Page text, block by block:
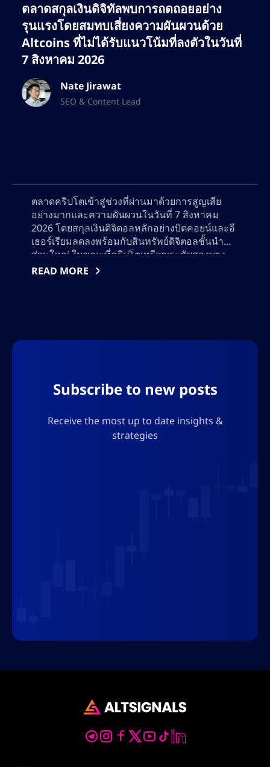
ตลาดสกุลเงินดิจิทัลพบการถดถอยอย่าง
รุนแรงโดยสมทบเสี่ยงความผันผวนด้วย
Altcoins ที่ไม่ได้รับแนวโน้มที่ลงตัวในวันที่
7 สิงหาคม 2026
Nate Jirawat
SEO & Content Lead
ตลาดคริปโตเข้าสู่ช่วงที่ผ่านมาด้วยการสูญเสีย
อย่างมากและความผันผวนในวันที่ 7 สิงหาคม
2026 โดยสกุลเงินดิจิตอลหลักอย่างบิตคอยน์และอี
เธอร์เรียมลดลงพร้อมกับสินทรัพย์ดิจิตอลชั้นนำ
ส่วนใหญ่ ในขณะที่คริปโตเหรียญระดับสองบาง
ส่วนแสดงความยืนยง การวิเคราะห์ละเอียดนี้
READ MORE
Subscribe to new posts
Receive the most up to date insights &
strategies